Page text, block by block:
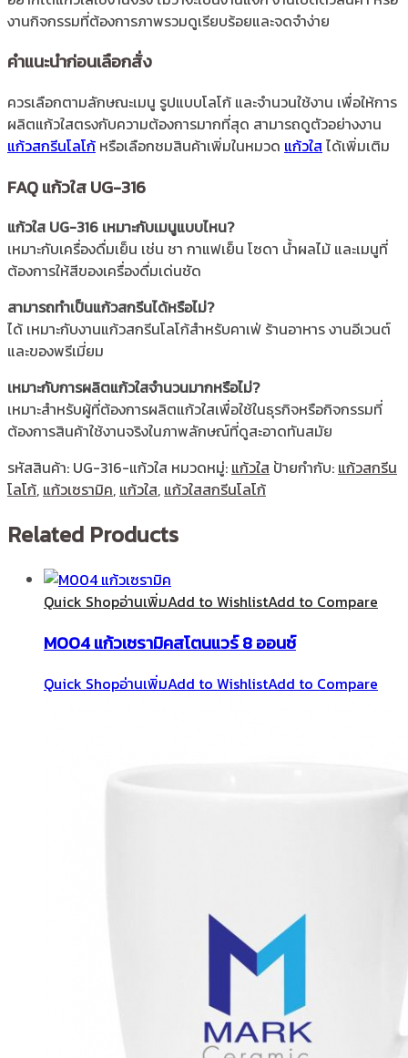
งานกิจกรรมที่ต้องการภาพรวมดูเรียบร้อยและจดจำง่าย
คำแนะนำก่อนเลือกสั่ง
ควรเลือกตามลักษณะเมนู รูปแบบโลโก้ และจำนวนใช้งาน เพื่อให้การ
ผลิตแก้วใสตรงกับความต้องการมากที่สุด สามารถดูตัวอย่างงาน
แก้วสกรีนโลโก้ หรือเลือกชมสินค้าเพิ่มในหมวด แก้วใส ได้เพิ่มเติม
FAQ แก้วใส UG-316
แก้วใส UG-316 เหมาะกับเมนูแบบไหน?
เหมาะกับเครื่องดื่มเย็น เช่น ชา กาแฟเย็น โซดา น้ำผลไม้ และเมนูที่
ต้องการให้สีของเครื่องดื่มเด่นชัด
สามารถทำเป็นแก้วสกรีนได้หรือไม่?
ได้ เหมาะกับงานแก้วสกรีนโลโก้สำหรับคาเฟ่ ร้านอาหาร งานอีเวนต์
และของพรีเมี่ยม
เหมาะกับการผลิตแก้วใสจำนวนมากหรือไม่?
เหมาะสำหรับผู้ที่ต้องการผลิตแก้วใสเพื่อใช้ในธุรกิจหรือกิจกรรมที่
ต้องการสินค้าใช้งานจริงในภาพลักษณ์ที่ดูสะอาดทันสมัย
รหัสสินค้า: UG-316-แก้วใส หมวดหมู่: แก้วใส ป้ายกำกับ: แก้วสกรีน
โลโก้, แก้วเซรามิค, แก้วใส, แก้วใสสกรีนโลโก้
Related Products
Quick Shopอ่านเพิ่มAdd to WishlistAdd to Compare
M004 แก้วเซรามิคสโตนแวร์ 8 ออนซ์
Quick Shopอ่านเพิ่มAdd to WishlistAdd to Compare